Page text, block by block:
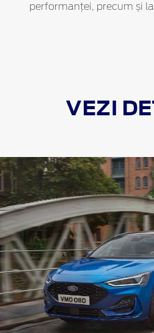
performanței, precum și
VEZI